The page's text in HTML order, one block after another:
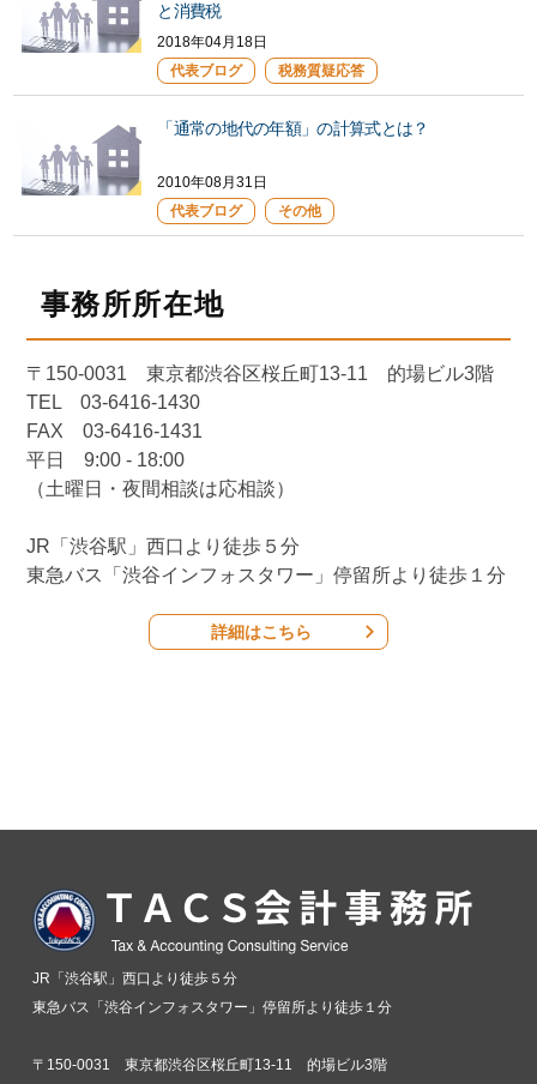
と消費税
2018年04月18日
代表ブログ
税務質疑応答
「通常の地代の年額」の計算式とは？
2010年08月31日
代表ブログ
その他
事務所所在地
〒150-0031 東京都渋谷区桜丘町13-11 的場ビル3階
TEL 03-6416-1430
FAX 03-6416-1431
平日 9:00 - 18:00
（土曜日・夜間相談は応相談）
JR「渋谷駅」西口より徒歩５分
東急バス「渋谷インフォスタワー」停留所より徒歩１分
詳細はこちら
JR「渋谷駅」西口より徒歩５分
東急バス「渋谷インフォスタワー」停留所より徒歩１分
〒150-0031 東京都渋谷区桜丘町13-11 的場ビル3階